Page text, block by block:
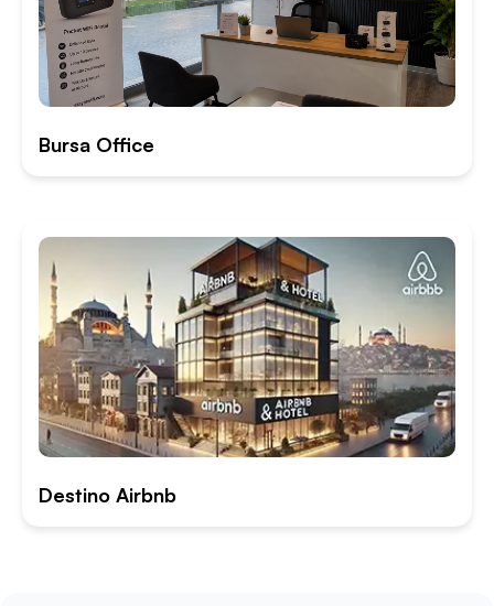
Bursa Office
Destino Airbnb